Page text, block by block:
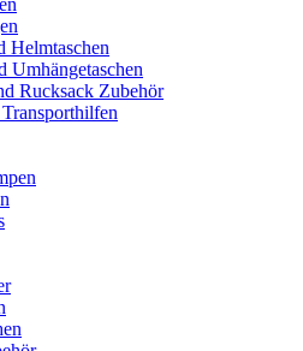
Helmtaschen
Umhängetaschen
Rucksack Zubehör